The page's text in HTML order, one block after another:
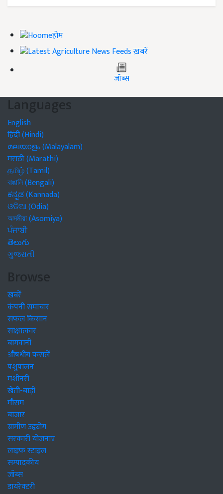
होम
ख़बरें
जॉब्स
Languages
English
हिंदी (Hindi)
മലയാളം (Malayalam)
मराठी (Marathi)
தமிழ் (Tamil)
বাঙালি (Bengali)
ಕನ್ನಡ (Kannada)
ଓଡିଆ (Odia)
অসমীয়া (Asomiya)
ਪੰਜਾਬੀ
తెలుగు
ગુજરાતી
Browse
खबरें
कंपनी समाचार
सफल किसान
साक्षात्कार
बागवानी
औषधीय फसलें
पशुपालन
मशीनरी
खेती-बाड़ी
मौसम
बाजार
ग्रामीण उद्द्योग
सरकारी योजनाएं
लाइफ स्टाइल
सम्पादकीय
जॉब्स
डायरेक्टरी